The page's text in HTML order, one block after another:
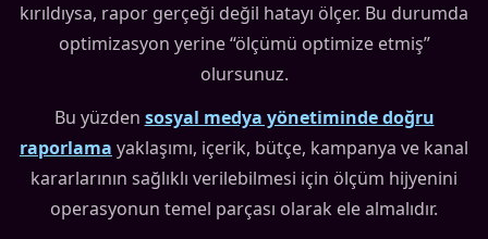
kırıldıysa, rapor gerçeği değil hatayı ölçer. Bu durumda
optimizasyon yerine “ölçümü optimize etmiş”
olursunuz.
Bu yüzden sosyal medya yönetiminde doğru
raporlama yaklaşımı, içerik, bütçe, kampanya ve kanal
kararlarının sağlıklı verilebilmesi için ölçüm hijyenini
operasyonun temel parçası olarak ele almalıdır.